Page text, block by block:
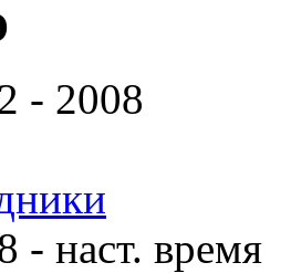
- 2008
- наст. время